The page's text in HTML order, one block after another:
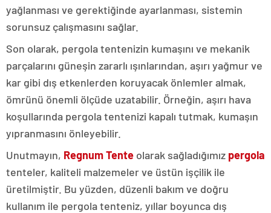
yağlanması ve gerektiğinde ayarlanması, sistemin
sorunsuz çalışmasını sağlar.
Son olarak, pergola tentenizin kumaşını ve mekanik
parçalarını güneşin zararlı ışınlarından, aşırı yağmur ve
kar gibi dış etkenlerden koruyacak önlemler almak,
ömrünü önemli ölçüde uzatabilir. Örneğin, aşırı hava
koşullarında pergola tentenizi kapalı tutmak, kumaşın
yıpranmasını önleyebilir.
Unutmayın, Regnum Tente olarak sağladığımız pergola
tenteler, kaliteli malzemeler ve üstün işçilik ile
üretilmiştir. Bu yüzden, düzenli bakım ve doğru
kullanım ile pergola tenteniz, yıllar boyunca dış